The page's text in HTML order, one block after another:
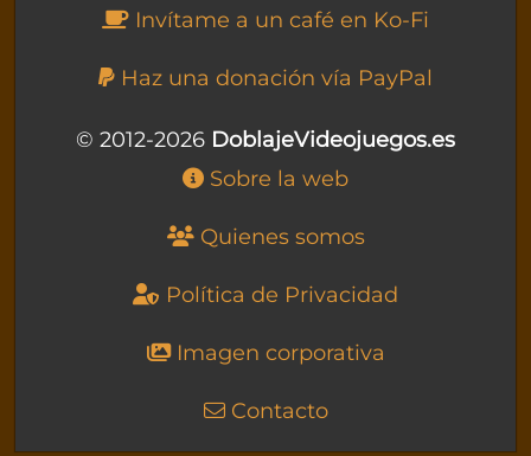
Invítame a un café en Ko-Fi
Haz una donación vía PayPal
© 2012-2026 DoblajeVideojuegos.es
Sobre la web
Quienes somos
Política de Privacidad
Imagen corporativa
Contacto